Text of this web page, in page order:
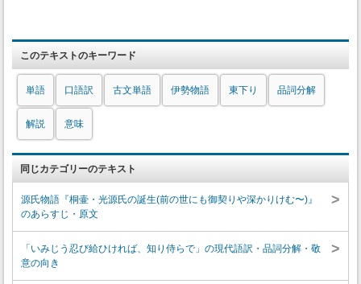
このテキストのキーワード
単語 口語訳 古文単語 伊勢物語 東下り 品詞分解
解説 意味
同じカテゴリーのテキスト
源氏物語『桐壷・光源氏の誕生(前の世にも御契りや深かりけむ〜)』
のあらすじ・原文
>
「いみじう忍び給ひければ、知り侍らで」の現代語訳・品詞分解・敬
意の向き
>